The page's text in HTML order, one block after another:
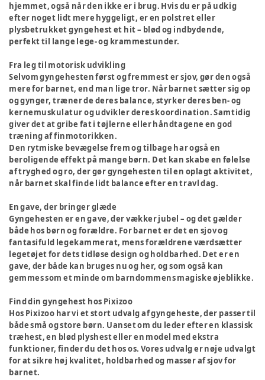
hjemmet, også når den ikke er i brug. Hvis du er på udkig
efter noget lidt mere hyggeligt, er en polstret eller
plysbetrukket gyngehest et hit – blød og indbydende,
perfekt til lange lege- og krammestunder.
Fra leg til motorisk udvikling
Selvom gyngehesten først og fremmest er sjov, gør den også
mere for barnet, end man lige tror. Når barnet sætter sig op
og gynger, træner de deres balance, styrker deres ben- og
kernemuskulatur og udvikler deres koordination. Samtidig
giver det at gribe fat i tøjlerne eller håndtagene en god
træning af finmotorikken.
Den rytmiske bevægelse frem og tilbage har også en
beroligende effekt på mange børn. Det kan skabe en følelse
af tryghed og ro, der gør gyngehesten til en oplagt aktivitet,
når barnet skal finde lidt balance efter en travl dag.
En gave, der bringer glæde
Gyngehesten er en gave, der vækker jubel – og det gælder
både hos børn og forældre. For barnet er det en sjov og
fantasifuld legekammerat, mens forældrene værdsætter
legetøjet for dets tidløse design og holdbarhed. Det er en
gave, der både kan bruges nu og her, og som også kan
gemmes som et minde om barndommens magiske øjeblikke.
Find din gyngehest hos Pixizoo
Hos Pixizoo har vi et stort udvalg af gyngeheste, der passer til
både små og store børn. Uanset om du leder efter en klassisk
træhest, en blød plyshest eller en model med ekstra
funktioner, finder du det hos os. Vores udvalg er nøje udvalgt
for at sikre høj kvalitet, holdbarhed og masser af sjov for
barnet.